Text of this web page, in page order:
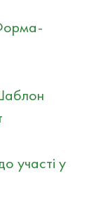
участі у